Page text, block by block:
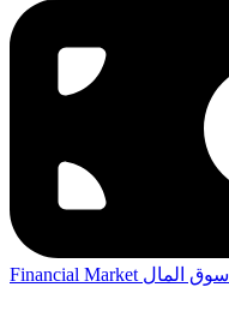
Financial Market سوق المال